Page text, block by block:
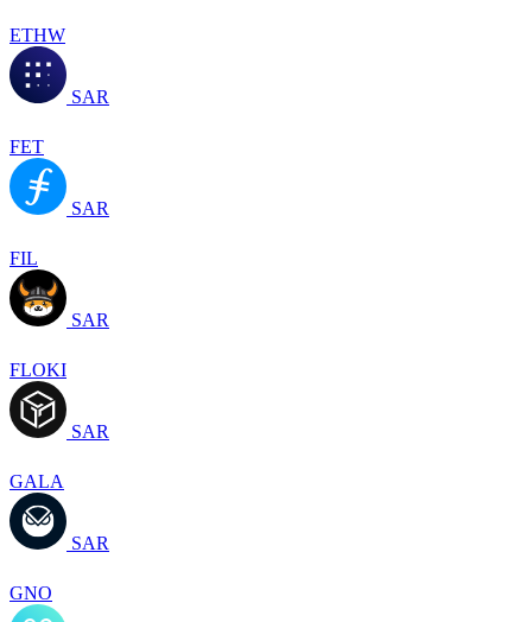
ETHW
SAR
FET
SAR
FIL
SAR
FLOKI
SAR
GALA
SAR
GNO